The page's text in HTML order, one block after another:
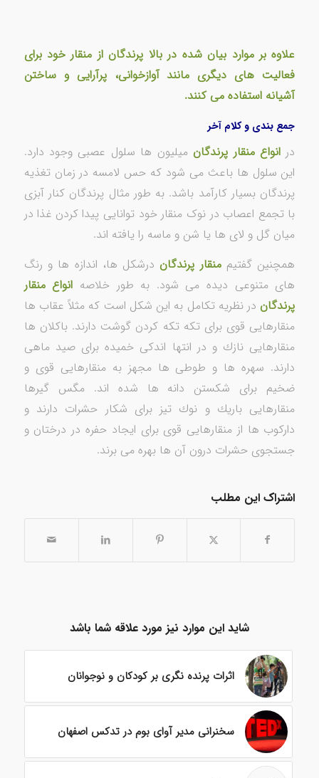
علاوه بر موارد بیان شده در بالا پرندگان از منقار خود برای
فعالیت های دیگری مانند آوازخوانی، پرآرایی و ساختن
آشیانه استفاده می كنند.
جمع بندی و کلام آخر
درانواع منقار پرندگانمیلیون ها سلول عصبی وجود دارد.
این سلول ها باعث می شود که حس لامسه در زمان تغذیه
پرندگان بسیار کارآمد باشد. به طور مثال پرندگان کنار آبزی
با تجمع اعصاب در نوک منقار خود توانایی پیدا کردن غذا در
میان گل و لای ها یا شن و ماسه را یافته اند.
همچنین گفتیممنقار پرندگاندرشكل ها، اندازه ها و رنگ
های متنوعی دیده می شود. به طور خلاصه انواع منقار
پرندگاندر نظریه تکامل به این شکل است که مثلاً عقاب ها
منقارهایی قوی برای تكه تكه كردن گوشت دارند. باكلان ها
منقارهایی نازك و در انتها اندكی خمیده برای صید ماهی
دارند. سهره ها و طوطی ها مجهز به منقارهایی قوی و
ضخیم برای شكستن دانه ها شده اند. مگس گیرها
منقارهایی باریك و نوك تیز برای شكار حشرات دارند و
داركوب ها از منقارهایی قوی برای ایجاد حفره در درختان و
جستجوی حشرات درون آن ها بهره می برند.
اشتراک این مطلب
شاید این موارد نیز مورد علاقه شما باشد
اثرات پرنده ‏نگری بر کودکان و نوجوانان
سخنرانی مدیر آوای بوم در تدکس اصفهان